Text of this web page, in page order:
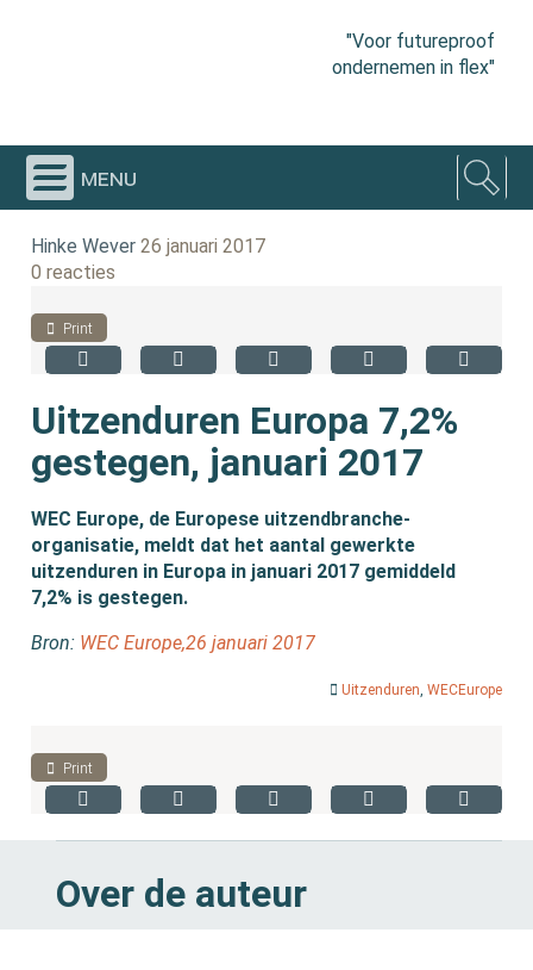
"Voor futureproof
ondernemen in flex"
menu
Hinke Wever 26 januari 2017
0 reacties
Print
Uitzenduren Europa 7,2%
gestegen, januari 2017
WEC Europe, de Europese uitzendbranche-
organisatie, meldt dat het aantal gewerkte
uitzenduren in Europa in januari 2017 gemiddeld
7,2% is gestegen.
Bron: WEC Europe,26 januari 2017
Uitzenduren, WECEurope
Print
Over de auteur